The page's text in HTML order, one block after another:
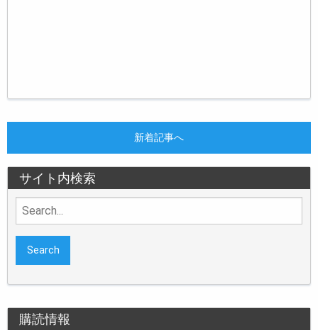
新着記事へ
サイト内検索
Search
for:
購読情報